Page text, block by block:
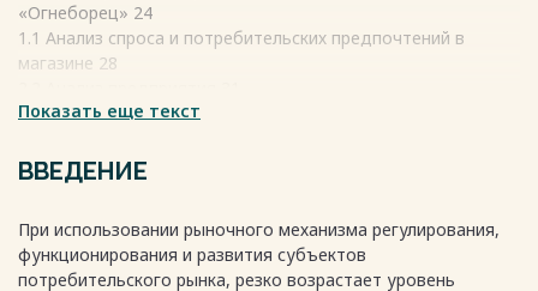
«Огнеборец» 24
1.1 Анализ спроса и потребительских предпочтений в
магазине 28
2.3 Исследование потребителей 32
2.5 Развитие конкурентоспособности бизнеса, товара или
услуги 39
3. Предложения по совершенствованию организации и
стимулирования продаж 43
Показать еще текст
ВВЕДЕНИЕ
При использовании рыночного механизма регулирования,
функционирования и развития субъектов
потребительского рынка, резко возрастает уровень